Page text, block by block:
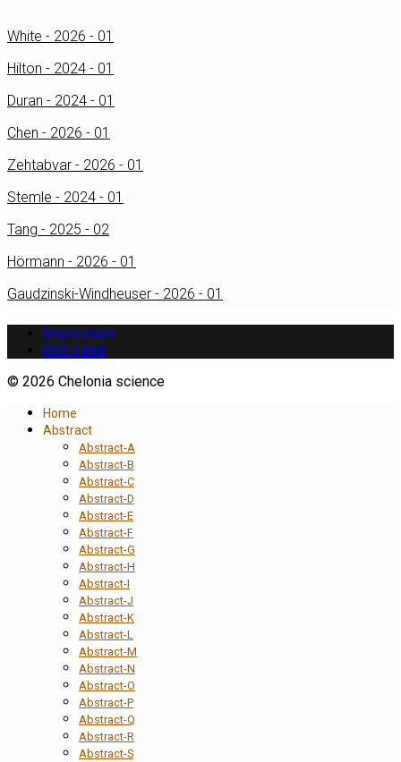
White - 2026 - 01
Hilton - 2024 - 01
Duran - 2024 - 01
Chen - 2026 - 01
Zehtabvar - 2026 - 01
Stemle - 2024 - 01
Tang - 2025 - 02
Hörmann - 2026 - 01
Gaudzinski-Windheuser - 2026 - 01
Impressum
RSS Feed
© 2026 Chelonia science
Home
Abstract
Abstract-A
Abstract-B
Abstract-C
Abstract-D
Abstract-E
Abstract-F
Abstract-G
Abstract-H
Abstract-I
Abstract-J
Abstract-K
Abstract-L
Abstract-M
Abstract-N
Abstract-O
Abstract-P
Abstract-Q
Abstract-R
Abstract-S